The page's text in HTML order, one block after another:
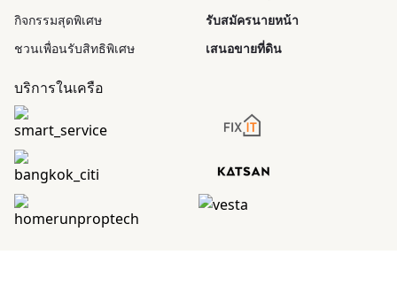
กิจกรรมสุดพิเศษ
ชวนเพื่อนรับสิทธิพิเศษ
รับสมัครนายหน้า
เสนอขายที่ดิน
บริการในเครือ